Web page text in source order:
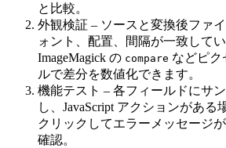
と比較。
外観検証 – ソースと変換後ファ
ォント、配置、間隔が一致してい
ImageMagick の compare などピク
ルで差分を数値化できます。
機能テスト – 各フィールドにサ
し、JavaScript アクションがある
クリックしてエラーメッセージ
確認。